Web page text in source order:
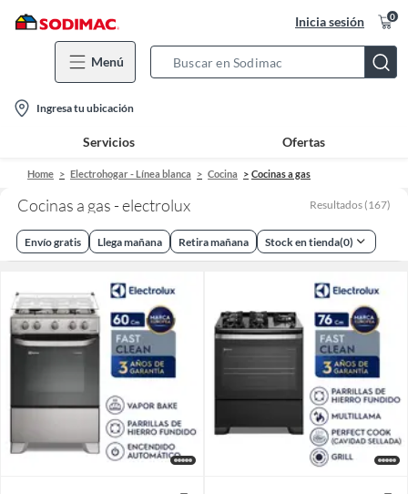
Inicia sesión 0
Menú
Bar
location-
icon
Ingresa tu ubicación
Servicios Ofertas
Home Electrohogar - Línea blanca Cocina Cocinas a gas
Cocinas a gas - electrolux Resultados (167)
Envío gratis Llega mañana Retira mañana Stock en tienda(0)